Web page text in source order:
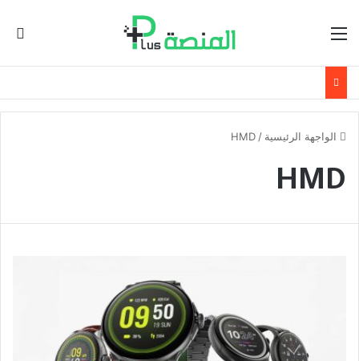
الواجهة الرئيسية /
HMD
HMD